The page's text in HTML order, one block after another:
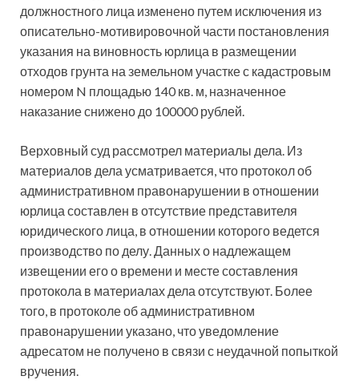
должностного лица изменено путем исключения из
описательно-мотивировочной части постановления
указания на виновность юрлица в размещении
отходов грунта на земельном участке с кадастровым
номером N площадью 140 кв. м, назначенное
наказание снижено до 100000 рублей.
Верховный суд рассмотрел материалы дела. Из
материалов дела усматривается, что протокол об
административном правонарушении в отношении
юрлица составлен в отсутствие представителя
юридического лица, в отношении которого ведется
производство по делу. Данных о надлежащем
извещении его о времени и месте составления
протокола в материалах дела отсутствуют. Более
того, в протоколе об административном
правонарушении указано, что уведомление
адресатом не получено в связи с неудачной попыткой
вручения.